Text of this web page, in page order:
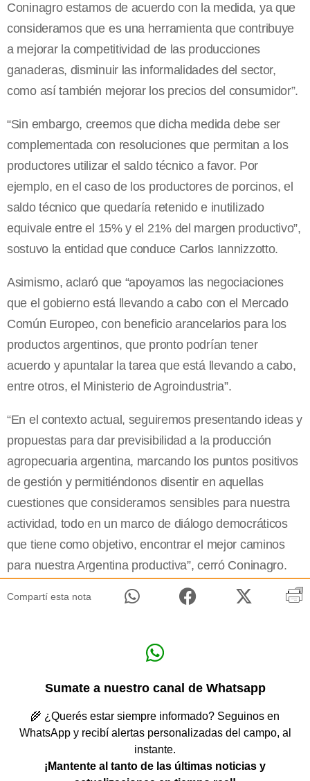
Coninagro estamos de acuerdo con la medida, ya que
consideramos que es una herramienta que contribuye
a mejorar la competitividad de las producciones
ganaderas, disminuir las informalidades del sector,
como así también mejorar los precios del consumidor”.
“Sin embargo, creemos que dicha medida debe ser
complementada con resoluciones que permitan a los
productores utilizar el saldo técnico a favor. Por
ejemplo, en el caso de los productores de porcinos, el
saldo técnico que quedaría retenido e inutilizado
equivale entre el 15% y el 21% del margen productivo”,
sostuvo la entidad que conduce Carlos Iannizzotto.
Asimismo, aclaró que “apoyamos las negociaciones
que el gobierno está llevando a cabo con el Mercado
Común Europeo, con beneficio arancelarios para los
productos argentinos, que pronto podrían tener
acuerdo y apuntalar la tarea que está llevando a cabo,
entre otros, el Ministerio de Agroindustria”.
“En el contexto actual, seguiremos presentando ideas y
propuestas para dar previsibilidad a la producción
agropecuaria argentina, marcando los puntos positivos
de gestión y permitiéndonos disentir en aquellas
cuestiones que consideramos sensibles para nuestra
actividad, todo en un marco de diálogo democráticos
que tiene como objetivo, encontrar el mejor caminos
para nuestra Argentina productiva”, cerró Coninagro.
Compartí esta nota
Sumate a nuestro canal de Whatsapp
🌾 ¿Querés estar siempre informado? Seguinos en
WhatsApp y recibí alertas personalizadas del campo, al
instante.
¡Mantente al tanto de las últimas noticias y